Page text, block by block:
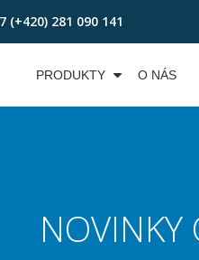
(+420) 281 090 141
PRODUKTY O NÁS
NOVINKY